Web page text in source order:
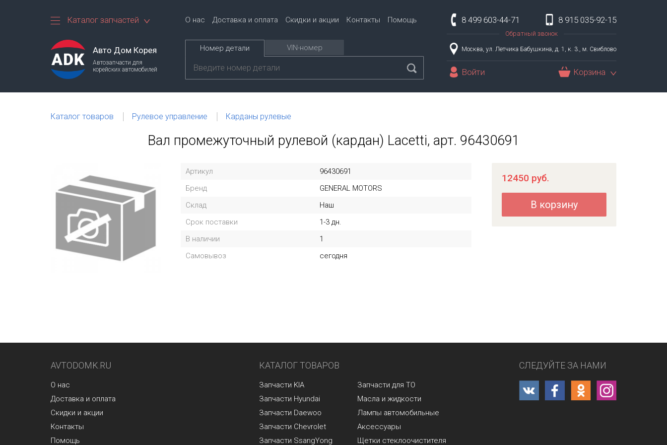
8 499 603-44-71 8 915 035-92-15
Обратный звонок
Москва, ул. Летчика Бабушкина, д. 1, к. 3., м. Свиблово
Войти Корзина
Каталог запчастей О нас Доставка и оплата Скидки и акции Контакты Помощь
Авто Дом Корея
Автозапчасти для
корейских автомобилей
Номер детали VIN-номер
Каталог товаров Рулевое управление Карданы рулевые
Вал промежуточный рулевой (кардан) Lacetti, арт. 96430691
Артикул
96430691
Бренд
GENERAL MOTORS
Склад
Наш
Срок поставки
1-3 дн.
В наличии
1
Самовывоз
сегодня
12450 руб.
В корзину
AVTODOMK.RU
О нас
Доставка и оплата
Скидки и акции
Контакты
Помощь
КАТАЛОГ ТОВАРОВ
Запчасти KIA
Запчасти Hyundai
Запчасти Daewoo
Запчасти Chevrolet
Запчасти SsangYong
Запчасти для ТО
Масла и жидкости
Лампы автомобильные
Аксессуары
Щетки стеклоочистителя
СЛЕДУЙТЕ ЗА НАМИ